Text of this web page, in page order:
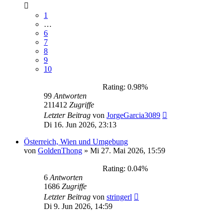
1
…
6
7
8
9
10
Rating: 0.98%
99 Antworten
211412 Zugriffe
Letzter Beitrag von JorgeGarcia3089
Di 16. Jun 2026, 23:13
Österreich, Wien und Umgebung
von GoldenThong » Mi 27. Mai 2026, 15:59
Rating: 0.04%
6 Antworten
1686 Zugriffe
Letzter Beitrag von stringerl
Di 9. Jun 2026, 14:59